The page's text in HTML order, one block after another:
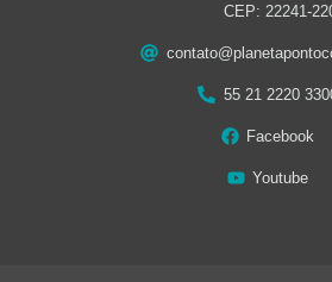
CEP: 22241-
55 21 2220
Facebook
Youtube